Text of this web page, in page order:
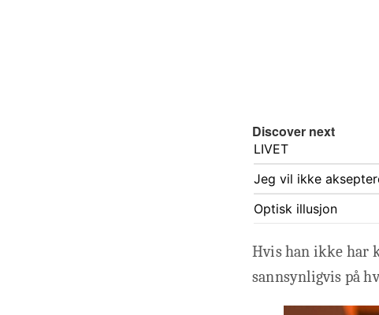
Discover next
LIVET
Jeg vil ikke
Optisk illusjon
Hvis han ikke har
sannsynligvis på